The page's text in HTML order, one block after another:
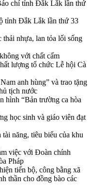
chí tỉnh Đắk Lắk lần thứ
tỉnh Đắk Lắk lần thứ 33
nhựa, lan tỏa lối sống
với chất cấm
lượng tổ chức Lễ hội Cà
anh hùng” và trao tặng
tịch nước
hình “Bản trường ca hòa
học sinh và giáo viên đạt
năng, tiêu biểu của khu
việc với Đoàn chính
Pháp
tiến bộ, công bằng xã
thần cho đồng bào các